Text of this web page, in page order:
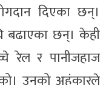
दिएका छन्।
बढाएका छन्। केही
रेल र पानीजहाज